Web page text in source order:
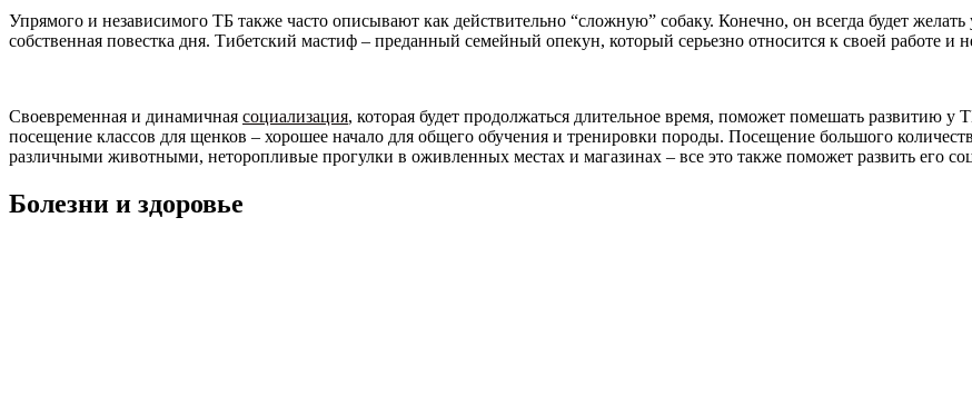
Упрямого и независимого ТБ также часто описывают как действительно “сложную” собаку. Конечно, он всегда будет желать
собственная повестка дня. Тибетский мастиф – преданный семейный опекун, который серьезно относится к своей работе и
Своевременная и динамичная социализация, которая будет продолжаться длительное время, поможет помешать развитию у
посещение классов для щенков – хорошее начало для общего обучения и тренировки породы. Посещение большого
различными животными, неторопливые прогулки в оживленных местах и магазинах – все это также поможет развить его
Болезни и здоровье